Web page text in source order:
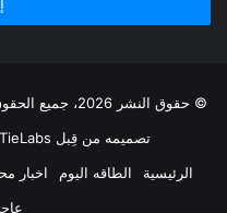
© حقوق النشر 2026، جميع الحقوق محفوظة |
تصميمه من قِبل TieLabs
الرئيسية
الطاقه اليوم اخبار